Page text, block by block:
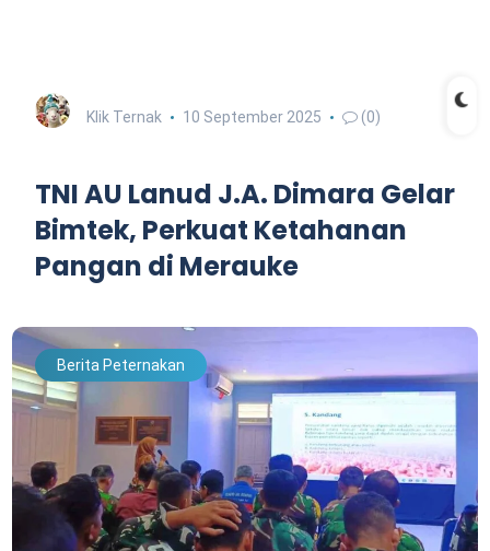
Klik Ternak 10 September 2025 (0)
TNI AU Lanud J.A. Dimara Gelar
Bimtek, Perkuat Ketahanan
Pangan di Merauke
Berita Peternakan